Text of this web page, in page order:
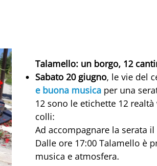
Talamello: un borgo, 12
Sabato 20 giugno, le vie del
e buona musica per una
12 sono le etichette 12
colli:
Ad accompagnare la serata
Dalle ore 17:00 Talamello è
musica e atmosfera.